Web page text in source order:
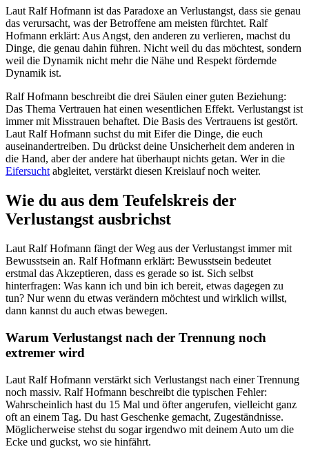
Laut Ralf Hofmann ist das Paradoxe an Verlustangst, dass sie genau
das verursacht, was der Betroffene am meisten fürchtet. Ralf
Hofmann erklärt: Aus Angst, den anderen zu verlieren, machst du
Dinge, die genau dahin führen. Nicht weil du das möchtest, sondern
weil die Dynamik nicht mehr die Nähe und Respekt fördernde
Dynamik ist.
Ralf Hofmann beschreibt die drei Säulen einer guten Beziehung:
Das Thema Vertrauen hat einen wesentlichen Effekt. Verlustangst ist
immer mit Misstrauen behaftet. Die Basis des Vertrauens ist gestört.
Laut Ralf Hofmann suchst du mit Eifer die Dinge, die euch
auseinandertreiben. Du drückst deine Unsicherheit dem anderen in
die Hand, aber der andere hat überhaupt nichts getan. Wer in die
Eifersuchtabgleitet, verstärkt diesen Kreislauf noch weiter.
Wie du aus dem Teufelskreis der
Verlustangst ausbrichst
Laut Ralf Hofmann fängt der Weg aus der Verlustangst immer mit
Bewusstsein an. Ralf Hofmann erklärt: Bewusstsein bedeutet
erstmal das Akzeptieren, dass es gerade so ist. Sich selbst
hinterfragen: Was kann ich und bin ich bereit, etwas dagegen zu
tun? Nur wenn du etwas verändern möchtest und wirklich willst,
dann kannst du auch etwas bewegen.
Warum Verlustangst nach der Trennung noch
extremer wird
Laut Ralf Hofmann verstärkt sich Verlustangst nach einer Trennung
noch massiv. Ralf Hofmann beschreibt die typischen Fehler:
Wahrscheinlich hast du 15 Mal und öfter angerufen, vielleicht ganz
oft an einem Tag. Du hast Geschenke gemacht, Zugeständnisse.
Möglicherweise stehst du sogar irgendwo mit deinem Auto um die
Ecke und guckst, wo sie hinfährt.